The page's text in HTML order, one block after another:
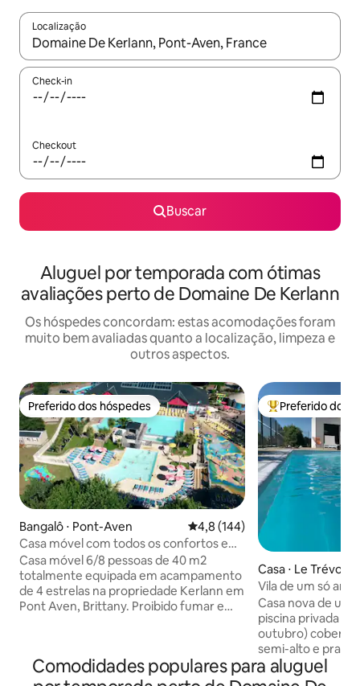
Localização
Quando os resultados estiverem disponíveis, explore-os
Check-in
Checkout
Buscar
Aluguel por temporada com ótimas
avaliações perto de Domaine De Kerlann
Os hóspedes concordam: estas acomodações foram
muito bem avaliadas quanto a localização, limpeza e
outros aspectos.
Preferido dos hóspedes
Preferido dos hóspedes
Bangalô ⋅ Pont-Aven 4,8 de uma avaliação média de
4,8 (144)
Casa móvel com todos os confortos e
piscina em Pont Aven
Casa móvel 6/8 pessoas de 40 m2
totalmente equipada em acampamento
de 4 estrelas na propriedade Kerlann em
Pont Aven, Brittany. Proibido fumar e
(aberto de meados de março a início de
novembro) graças ao passe divertido (às
Entre os
Preferido dos
Casa ⋅ Le Trévoux
Vila de um só
Casa nova de um
piscina privada
outubro) coberta
semi-alto e praia
interior, spa para
terraço com
Comodidades populares para aluguel